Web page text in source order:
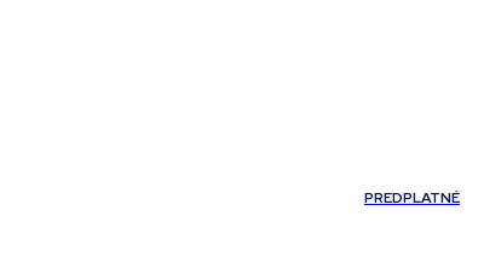
PREDPLATNÉ